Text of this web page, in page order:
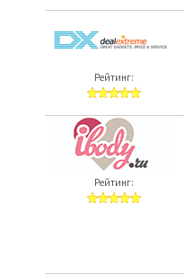
Рейтинг:
Рейтинг: